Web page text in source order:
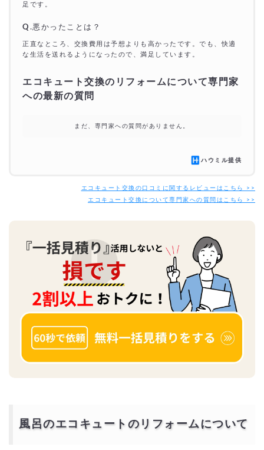
足です。
Q .悪かったことは？
正直なところ、交換費用は予想よりも高かったです。でも、快適
な生活を送れるようになったので、満足しています。
エコキュート交換のリフォームについて専門家
への最新の質問
まだ、専門家への質問がありません。
ハウミル提供
エコキュート交換の口コミに関するレビューはこちら >>
エコキュート交換について専門家への質問はこちら >>
風呂のエコキュートのリフォームについて